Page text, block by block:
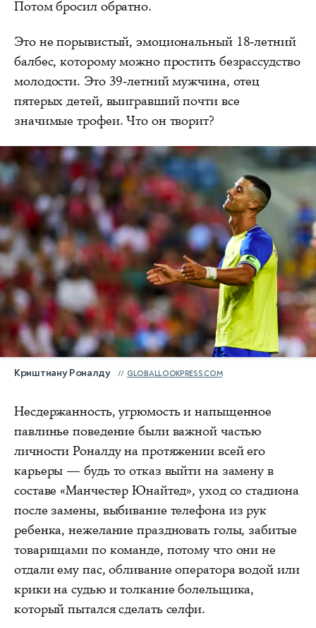
Потом бросил обратно.
Это не порывистый, эмоциональный 18-летний
балбес, которому можно простить безрассудство
молодости. Это 39-летний мужчина, отец
пятерых детей, выигравший почти все
значимые трофеи. Что он творит?
Криштиану Роналду GLOBALLOOKPRESS.COM
Несдержанность, угрюмость и напыщенное
павлинье поведение были важной частью
личности Роналду на протяжении всей его
карьеры — будь то отказ выйти на замену в
составе «Манчестер Юнайтед», уход со стадиона
после замены, выбивание телефона из рук
ребенка, нежелание праздновать голы, забитые
товарищами по команде, потому что они не
отдали ему пас, обливание оператора водой или
крики на судью и толкание болельщика,
который пытался сделать селфи.